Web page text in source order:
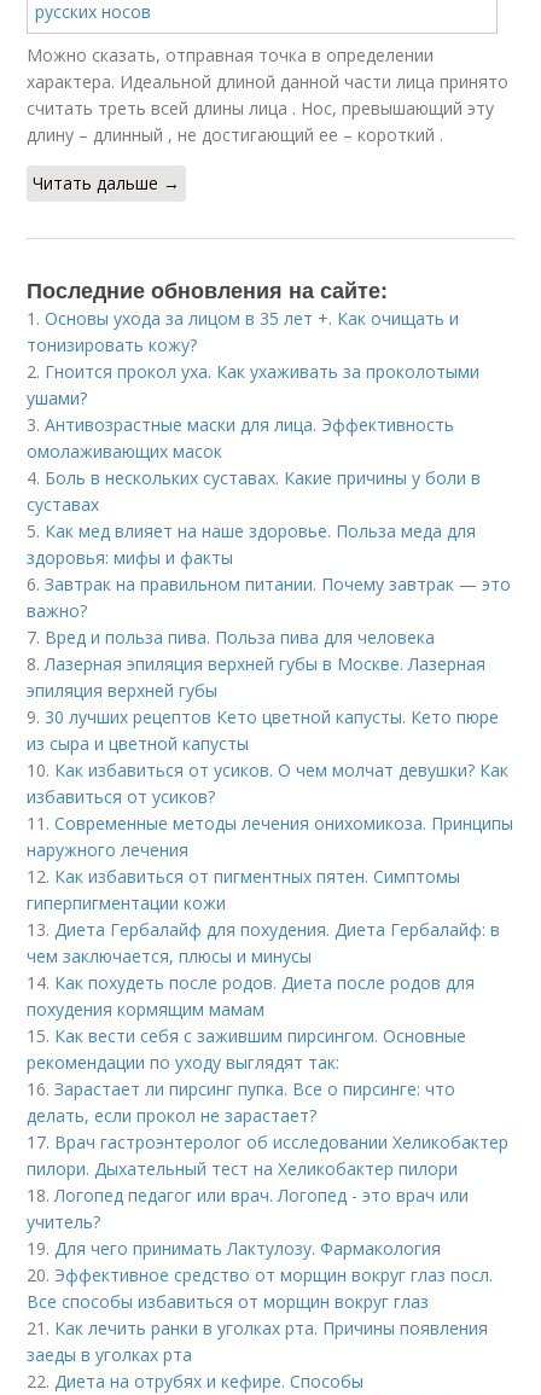
Можно сказать, отправная точка в определении
характера. Идеальной длиной данной части лица принято
считать треть всей длины лица . Нос, превышающий эту
длину – длинный , не достигающий ее – короткий .
Читать дальше →
Последние обновления на сайте:
1.Основы ухода за лицом в 35 лет +. Как очищать и
тонизировать кожу?
2. Гноится прокол уха. Как ухаживать за проколотыми
ушами?
3.Антивозрастные маски для лица. Эффективность
омолаживающих масок
4. Боль в нескольких суставах. Какие причины у боли в
суставах
5. Как мед влияет на наше здоровье. Польза меда для
здоровья: мифы и факты
6.Завтрак на правильном питании. Почему завтрак — это
важно?
7. Вред и польза пива. Польза пива для человека
8.Лазерная эпиляция верхней губы в Москве. Лазерная
эпиляция верхней губы
9. 30 лучших рецептов Кето цветной капусты. Кето пюре
из сыра и цветной капусты
10. Как избавиться от усиков. О чем молчат девушки? Как
избавиться от усиков?
11.Современные методы лечения онихомикоза. Принципы
наружного лечения
12. Как избавиться от пигментных пятен. Симптомы
гиперпигментации кожи
13.Диета Гербалайф для похудения. Диета Гербалайф: в
чем заключается, плюсы и минусы
14. Как похудеть после родов. Диета после родов для
похудения кормящим мамам
15. Как вести себя с зажившим пирсингом. Основные
рекомендации по уходу выглядят так:
16.Зарастает ли пирсинг пупка. Все о пирсинге: что
делать, если прокол не зарастает?
17. Врач гастроэнтеролог об исследовании Хеликобактер
пилори. Дыхательный тест на Хеликобактер пилори
18.Логопед педагог или врач. Логопед - это врач или
учитель?
19.Для чего принимать Лактулозу. Фармакология
20. Эффективное средство от морщин вокруг глаз посл.
Все способы избавиться от морщин вокруг глаз
21. Как лечить ранки в уголках рта. Причины появления
заеды в уголках рта
22.Диета на отрубях и кефире. Способы